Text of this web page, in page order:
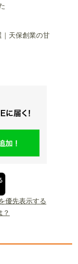
｜天保創業の甘
優先表示する
？